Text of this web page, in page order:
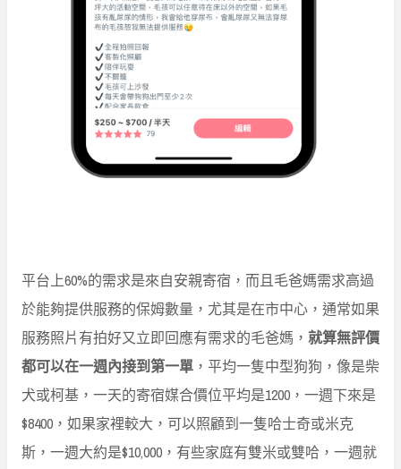
平台上60%的需求是來自安親寄宿，而且毛爸媽需求高過
於能夠提供服務的保姆數量，尤其是在市中心，通常如果
服務照片有拍好又立即回應有需求的毛爸媽， 就算無評價
都可以在一週內接到第一單 ，平均一隻中型狗狗，像是柴
犬或柯基，一天的寄宿媒合價位平均是1200，一週下來是
$8400，如果家裡較大，可以照顧到一隻哈士奇或米克
斯，一週大約是$10,000，有些家庭有雙米或雙哈，一週就